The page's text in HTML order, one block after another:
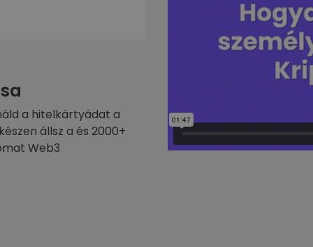
a hitelkártyádat a
állsz a és 2000+
Web3